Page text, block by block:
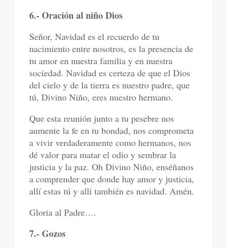
6.- Oración al niño Dios
Señor, Navidad es el recuerdo de tu
nacimiento entre nosotros, es la presencia de
tu amor en nuestra familia y en nuestra
sociedad. Navidad es certeza de que el Dios
del cielo y de la tierra es nuestro padre, que
tú, Divino Niño, eres nuestro hermano.
Que esta reunión junto a tu pesebre nos
aumente la fe en tu bondad, nos comprometa
a vivir verdaderamente como hermanos, nos
dé valor para matar el odio y sembrar la
justicia y la paz. Oh Divino Niño, enséñanos
a comprender que donde hay amor y justicia,
allí estas tú y allí también es navidad. Amén.
Gloria al Padre….
7.- Gozos